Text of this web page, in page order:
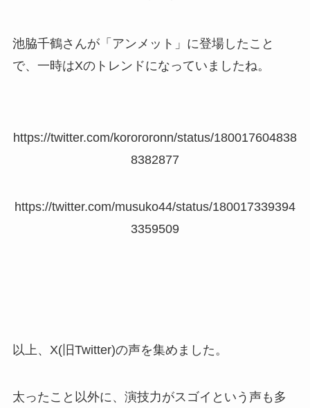
池脇千鶴さんが「アンメット」に登場したこと
で、一時はXのトレンドになっていましたね。
https://twitter.com/korororonn/status/180017604838
8382877
https://twitter.com/musuko44/status/180017339394
3359509
以上、X(旧Twitter)の声を集めました。
太ったこと以外に、演技力がスゴイという声も多